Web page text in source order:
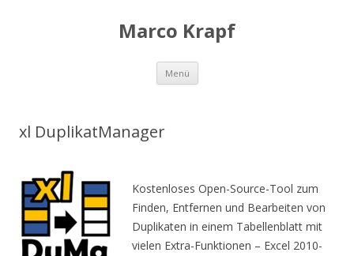
Marco Krapf
Menü Zum Inhalt springen
xl DuplikatManager
Kostenloses Open-Source-Tool zum
Finden, Entfernen und Bearbeiten von
Duplikaten in einem Tabellenblatt mit
vielen Extra-Funktionen – Excel 2010-